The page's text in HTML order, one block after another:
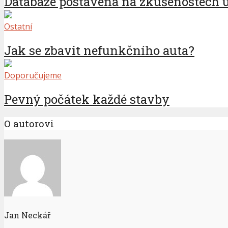
Ostatní
Jak se zbavit nefunkčního auta?
Doporučujeme
Pevný počátek každé stavby
O autorovi
Jan Neckář